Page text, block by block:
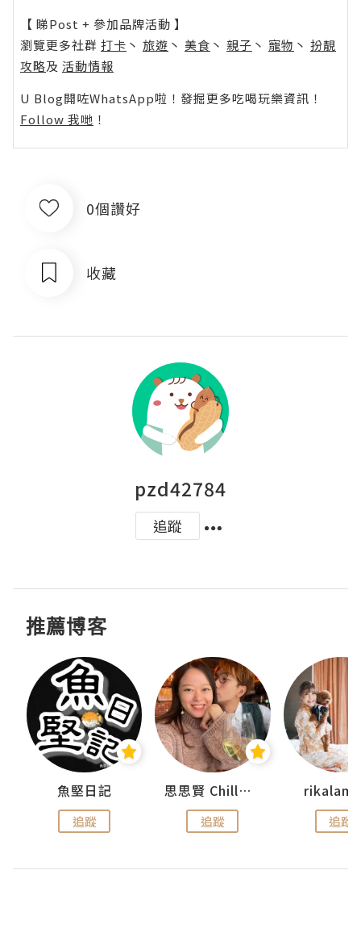
【 睇Post + 參加品牌活動 】
瀏覽更多社群 打卡 丶 旅遊 丶 美食 丶 親子 丶 寵物 丶 扮靚
攻略及 活動情報
U Blog開咗WhatsApp啦！發掘更多吃喝玩樂資訊！
Follow 我哋 ！
0個讚好
收藏
pzd42784
追蹤
推薦博客
魚堅日記
追蹤
思思賢 ChillMyBabe
追蹤 追蹤